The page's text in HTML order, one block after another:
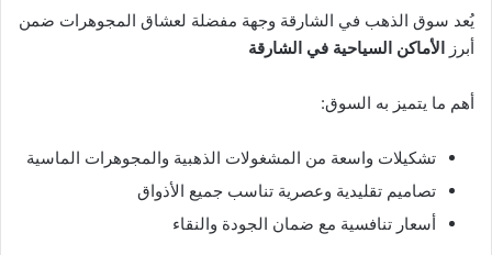
يُعد سوق الذهب في الشارقة وجهة مفضلة لعشاق المجوهرات ضمن
أبرز الأماكن السياحية في الشارقة
أهم ما يتميز به السوق:
تشكيلات واسعة من المشغولات الذهبية والمجوهرات الماسية
تصاميم تقليدية وعصرية تناسب جميع الأذواق
أسعار تنافسية مع ضمان الجودة والنقاء